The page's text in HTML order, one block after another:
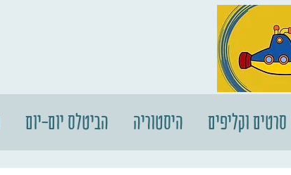
הביטלס יום-יום היסטוריה סרטים וקליפים